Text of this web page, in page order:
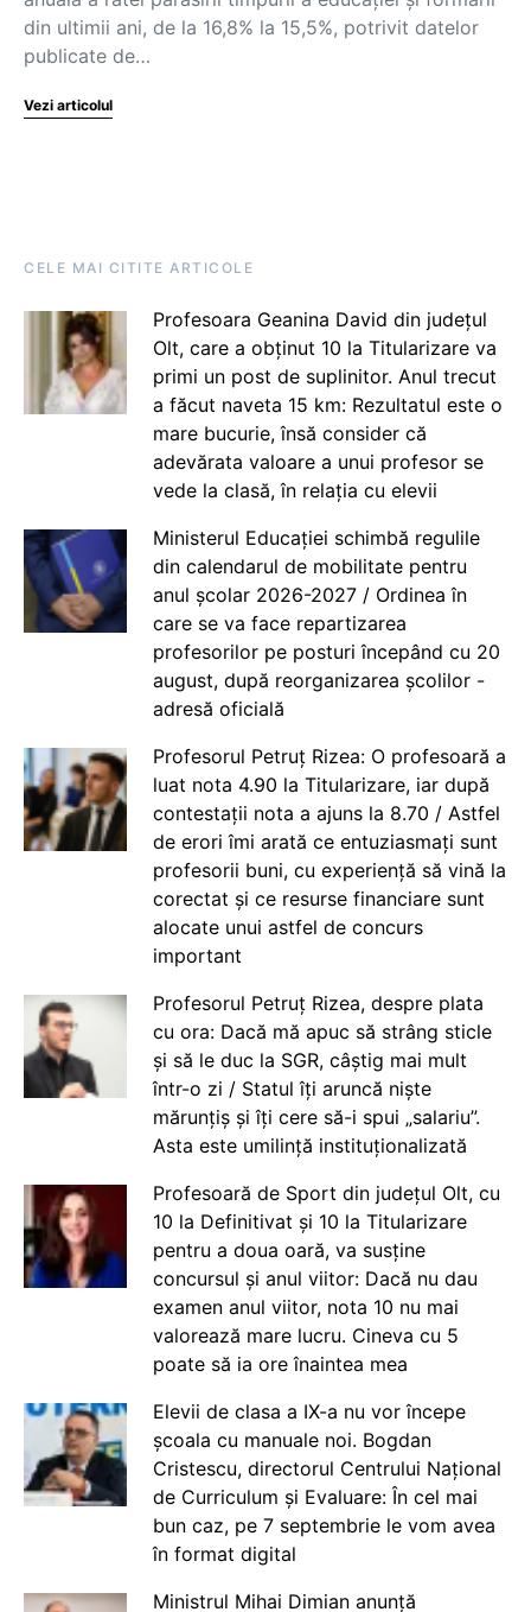
din ultimii ani, de la 16,8% la 15,5%, potrivit datelor
publicate de…
Vezi articolul
CELE MAI CITITE ARTICOLE
Profesoara Geanina David din județul
Olt, care a obținut 10 la Titularizare va
primi un post de suplinitor. Anul trecut
a făcut naveta 15 km: Rezultatul este o
mare bucurie, însă consider că
adevărata valoare a unui profesor se
vede la clasă, în relația cu elevii
Ministerul Educației schimbă regulile
din calendarul de mobilitate pentru
anul școlar 2026-2027 / Ordinea în
care se va face repartizarea
profesorilor pe posturi începând cu 20
august, după reorganizarea școlilor -
adresă oficială
Profesorul Petruț Rizea: O profesoară a
luat nota 4.90 la Titularizare, iar după
contestații nota a ajuns la 8.70 / Astfel
de erori îmi arată ce entuziasmați sunt
profesorii buni, cu experiență să vină la
corectat și ce resurse financiare sunt
alocate unui astfel de concurs
important
Profesorul Petruț Rizea, despre plata
cu ora: Dacă mă apuc să strâng sticle
și să le duc la SGR, câștig mai mult
într-o zi / Statul îți aruncă niște
mărunțiș și îți cere să-i spui „salariu”.
Asta este umilință instituționalizată
Profesoară de Sport din județul Olt, cu
10 la Definitivat și 10 la Titularizare
pentru a doua oară, va susține
concursul și anul viitor: Dacă nu dau
examen anul viitor, nota 10 nu mai
valorează mare lucru. Cineva cu 5
poate să ia ore înaintea mea
Elevii de clasa a IX-a nu vor începe
școala cu manuale noi. Bogdan
Cristescu, directorul Centrului Național
de Curriculum și Evaluare: În cel mai
bun caz, pe 7 septembrie le vom avea
în format digital
Ministrul Mihai Dimian anunță